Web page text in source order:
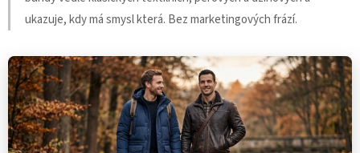
ukazuje, kdy má smysl která. Bez marketingových frází.